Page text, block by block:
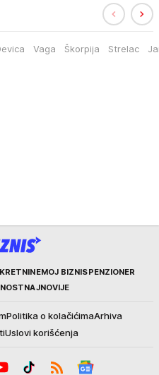
Vaga Škorpija Strelac
MOJ BIZNISPENZIONER
NAJNOVIJE
Politika o kolačićimaArhiva
Uslovi korišćenja